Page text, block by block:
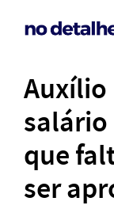
Auxílio
salário
que
ser